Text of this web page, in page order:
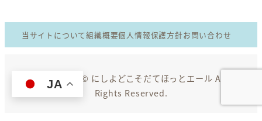
当サイトについて組織概要個人情報保護方針お問い合わせ
Copyright © にしよどこそだてほっとエール All
Rights Reserved.
JA